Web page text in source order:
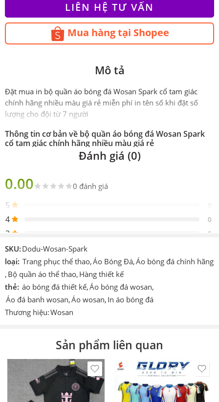
LIÊN HỆ TƯ VẤN
Mua hàng tại Shopee
Mô tả
Đặt mua in bộ quần áo bóng đá Wosan Spark cổ tam giác
chính hãng nhiều màu giá rẻ miễn phí in tên số khi đặt số
lượng cho đội từ 7 người
Thông tin cơ bản về bộ quần áo bóng đá Wosan Spark
cổ tam giác chính hãng nhiều màu giá rẻ
Sản
Gồm 1 áo 1 quần
Thiết
kế
Chi
tiết
khác
In hoặc ép decan nhiệt cao tần.
Công
nghệ
Cmcn 4.0 dệt vi tính, ép nhiệt cao tần,
nhuộm sâu.
Trắng,Tím,Than,Hồng,Vàng,Đỏ,Đen
Thích Làm áo thi đấu, áo đá banh, đá bóng, áo
team, áo đội,…
theo
In tên số. In logo theo yêu cầu (có tính
Đánh giá (0)
0.00 0 đánh giá
5 0
4 0
3 0
2
1 0
Be the first to review!
Hiện vẫn chưa có đánh giá.
SKU: Dodu-Wosan-Spark
loại: Trang phục thể thao,Áo Bóng Đá,Áo bóng đá chính hãng
, Bộ quần áo thể thao, Hàng thiết kế
thẻ: áo bóng đá thiết kế,Áo bóng đá wosan,
Áo đá banh wosan,Áo wosan, In áo bóng đá
Thương hiệu:Wosan
Sản phẩm liên quan